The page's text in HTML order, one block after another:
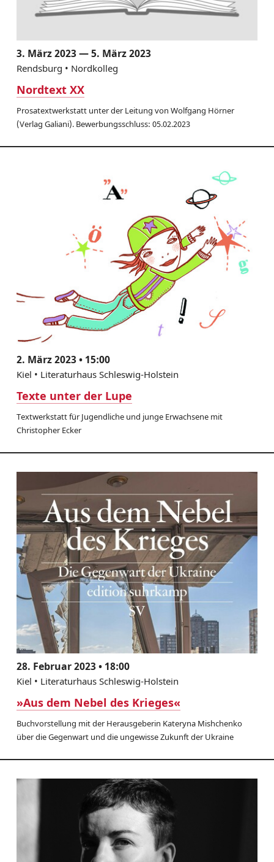
3. März 2023 — 5. März 2023
Rendsburg • Nordkolleg
Nordtext XX
Prosatextwerkstatt unter der Leitung von Wolfgang Hörner
(Verlag Galiani). Bewerbungsschluss: 05.02.2023
2. März 2023 • 15:00
Kiel • Literaturhaus Schleswig-Holstein
Texte unter der Lupe
Textwerkstatt für Jugendliche und junge Erwachsene mit
Christopher Ecker
28. Februar 2023 • 18:00
Kiel • Literaturhaus Schleswig-Holstein
»Aus dem Nebel des Krieges«
Buchvorstellung mit der Herausgeberin Kateryna Mishchenko
über die Gegenwart und die ungewisse Zukunft der Ukraine